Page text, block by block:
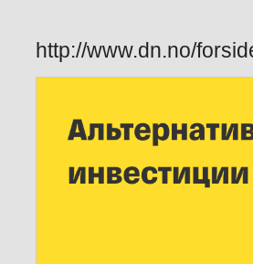
http://www.dn.no/